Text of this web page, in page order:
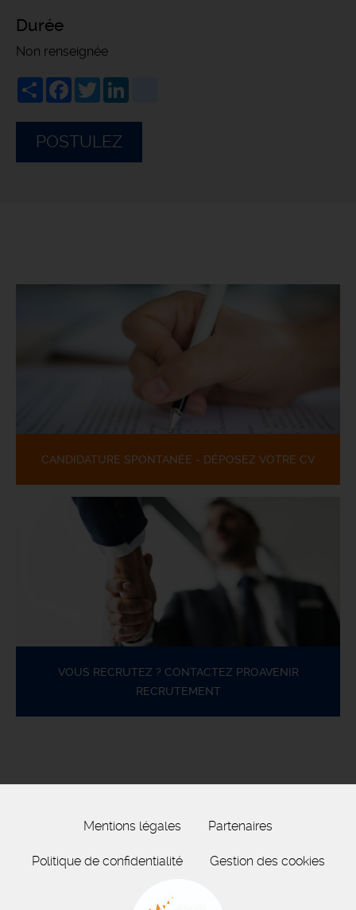
Durée
Non renseignée
ShareFacebook
Twitter
POSTULEZ
CANDIDATURE SPONTANÉE - DÉPOSEZ VOTRE CV
VOUS RECRUTEZ ? CONTACTEZ PROAVENIR
RECRUTEMENT
Mentions légales Partenaires
Politique de confidentialité Gestion des cookies